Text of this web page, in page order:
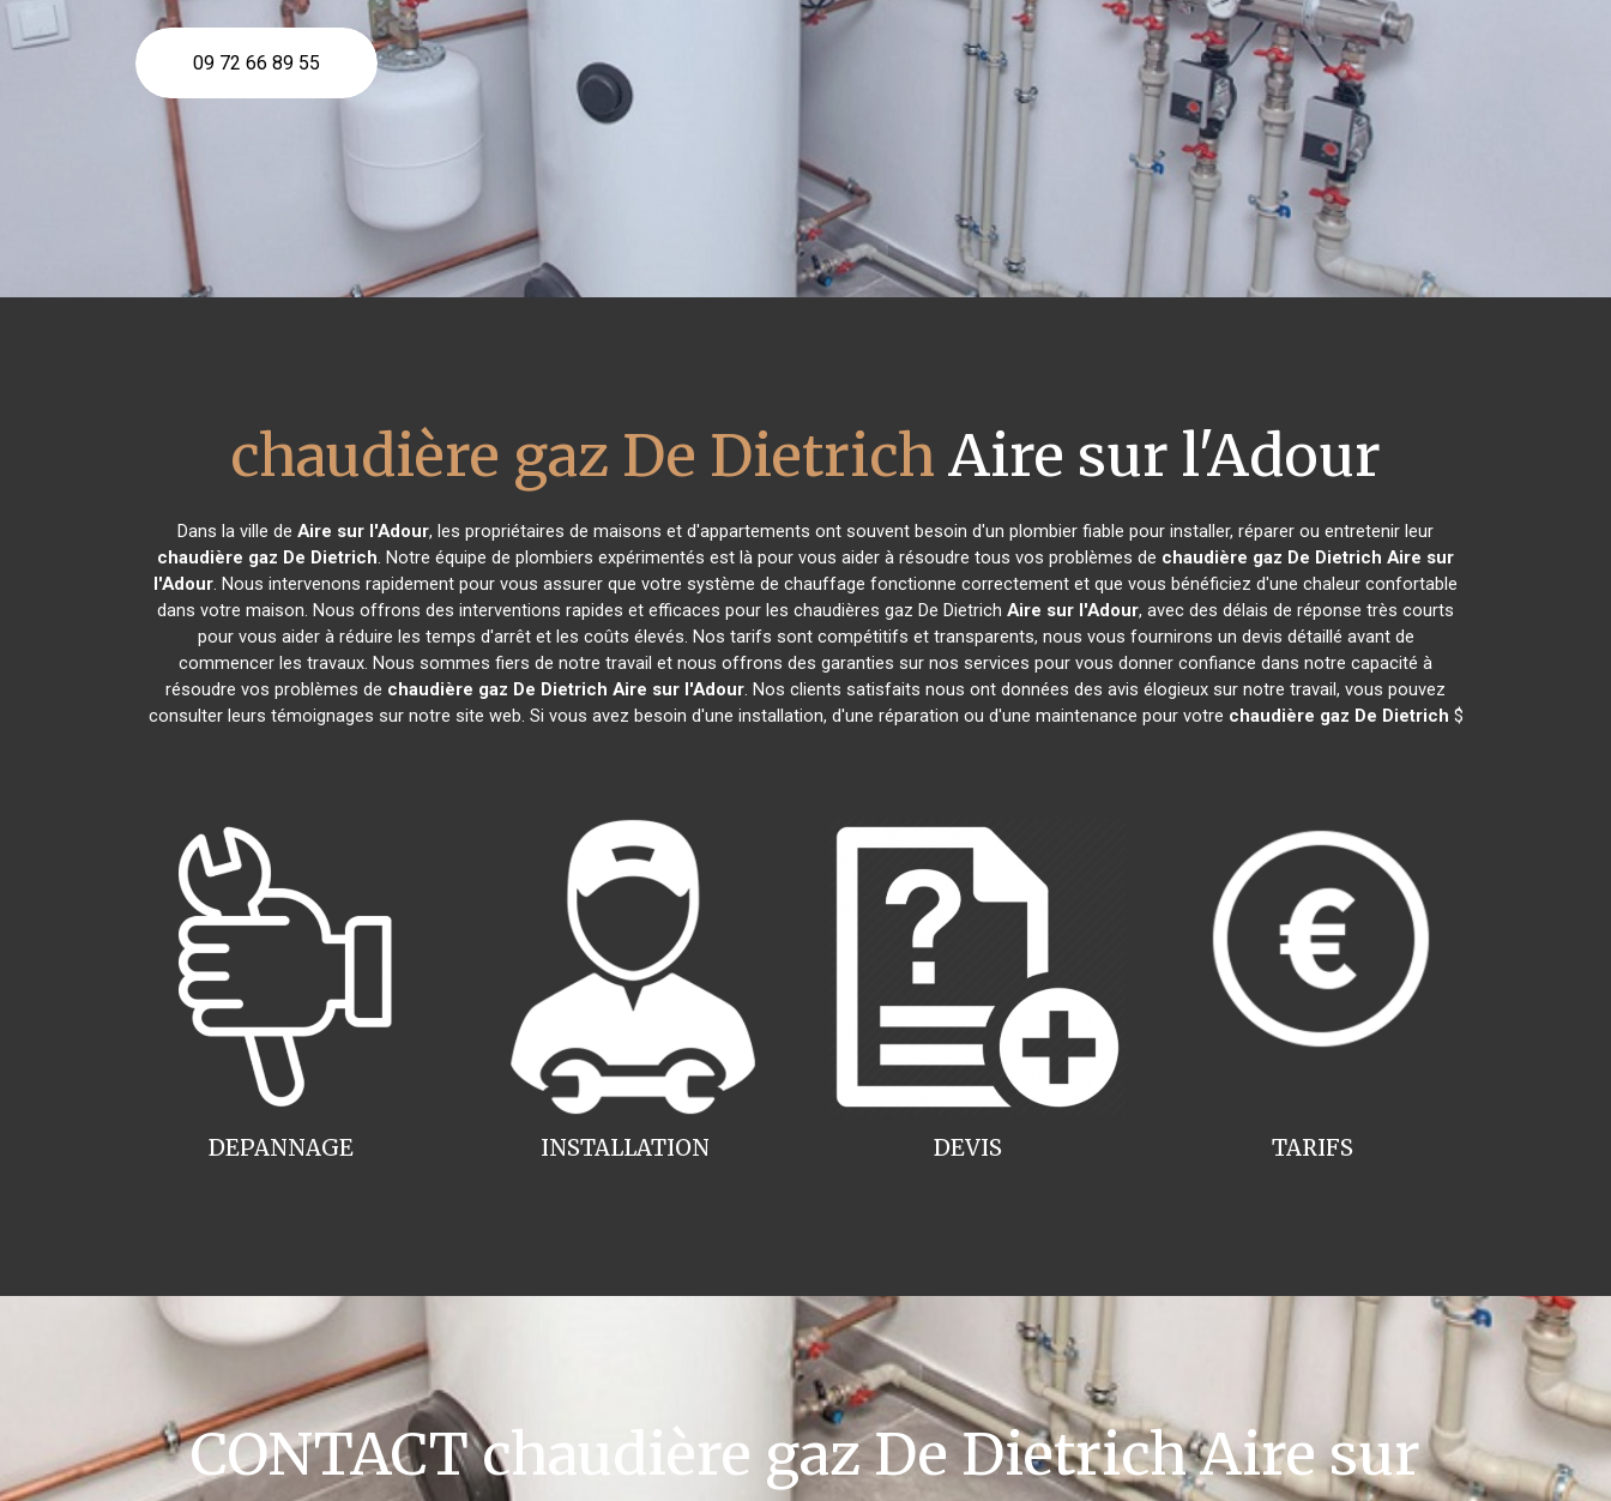
09 72 66 89 55
chaudière gaz De Dietrich Aire sur l'Adour
Dans la ville de Aire sur l'Adour, les propriétaires de maisons et d'appartements ont souvent besoin d'un plombier fiable pour installer, réparer ou entretenir leur
chaudière gaz De Dietrich. Notre équipe de plombiers expérimentés est là pour vous aider à résoudre tous vos problèmes de chaudière gaz De Dietrich Aire sur
l'Adour. Nous intervenons rapidement pour vous assurer que votre système de chauffage fonctionne correctement et que vous bénéficiez d'une chaleur confortable
dans votre maison. Nous offrons des interventions rapides et efficaces pour les chaudières gaz De Dietrich Aire sur l'Adour, avec des délais de réponse très courts
pour vous aider à réduire les temps d'arrêt et les coûts élevés. Nos tarifs sont compétitifs et transparents, nous vous fournirons un devis détaillé avant de
commencer les travaux. Nous sommes fiers de notre travail et nous offrons des garanties sur nos services pour vous donner confiance dans notre capacité à
résoudre vos problèmes de chaudière gaz De Dietrich Aire sur l'Adour. Nos clients satisfaits nous ont données des avis élogieux sur notre travail, vous pouvez
consulter leurs témoignages sur notre site web. Si vous avez besoin d'une installation, d'une réparation ou d'une maintenance pour votre chaudière gaz De Dietrich $
INSTALLATION
DEPANNAGE TARIFS
DEVIS
CONTACT chaudière gaz De Dietrich Aire sur